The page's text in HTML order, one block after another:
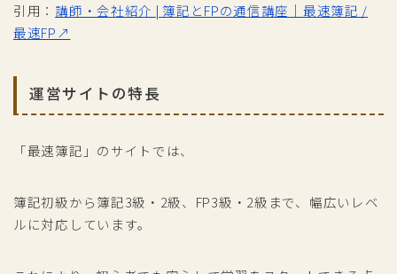
引用： 講師・会社紹介 | 簿記とFPの通信講座｜最速簿記 /
最速FP↗
運営サイトの特長
「最速簿記」のサイトでは、
簿記初級から簿記3級・2級、FP3級・2級まで、幅広いレベ
ルに対応しています。